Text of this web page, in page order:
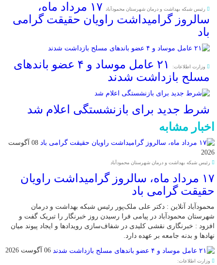
رئیس شبکه بهداشت و درمان شهرستان محمودآباد
۱۷ مرداد ماه،
سالروز گرامیداشت راویان حقیقت گرامی
باد
وزارت اطلاعات:
۲۱ عامل موساد و ۴ عضو باند‌های
مسلح بازداشت شدند
شرط جدید برای بازنشستگی اعلام شد
اخبار مشابه
08 آگوست
2026
رئیس شبکه بهداشت و درمان شهرستان محمودآباد
۱۷ مرداد ماه، سالروز گرامیداشت راویان
حقیقت گرامی باد
محمودآباد آنلاین : دکتر علی ملک‌پور رئیس شبکه بهداشت و درمان
شهرستان محمودآباد در پیامی فرا رسیدن روز خبرنگار را تبریک گفت و
افزود : خبرنگاری نقشی کلیدی در شفاف‌سازی رویدادها و ایجاد پیوند میان
نهادها و بدنه جامعه بر عهده دارد.
06 آگوست 2026
وزارت اطلاعات: